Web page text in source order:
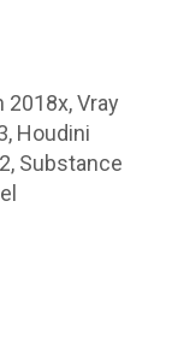
2018x, Vray
Houdini
Substance